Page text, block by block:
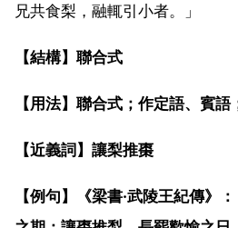
兄共食梨，融輒引小者。」
【結構】聯合式
【用法】聯合式；作定語、賓語
【近義詞】讓梨推棗
【例句】《梁書·武陵王紀傳》